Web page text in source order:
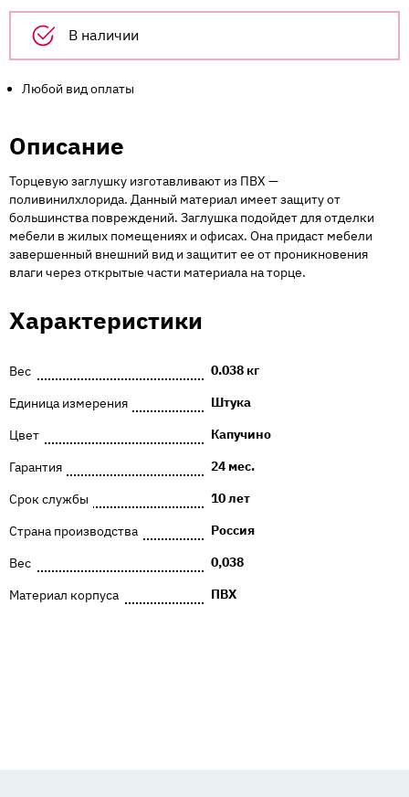
Н100
В наличии
Любой вид оплаты
Описание
Торцевую заглушку изготавливают из ПВХ —
поливинилхлорида. Данный материал имеет защиту от
большинства повреждений. Заглушка подойдет для отделки
мебели в жилых помещениях и офисах. Она придаст мебели
завершенный внешний вид и защитит ее от проникновения
влаги через открытые части материала на торце.
Характеристики
Вес
0.038 кг
Единица измерения
Штука
Цвет
Капучино
Гарантия
24 мес.
Срок службы
10 лет
Страна производства
Россия
Вес
0,038
Материал корпуса
ПВХ